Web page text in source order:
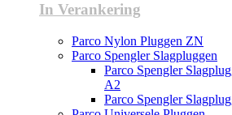
In Verankering
Parco Nylon Pluggen ZN
Parco Spengler Slagpluggen
Parco Spengler
A2
Parco Spengler